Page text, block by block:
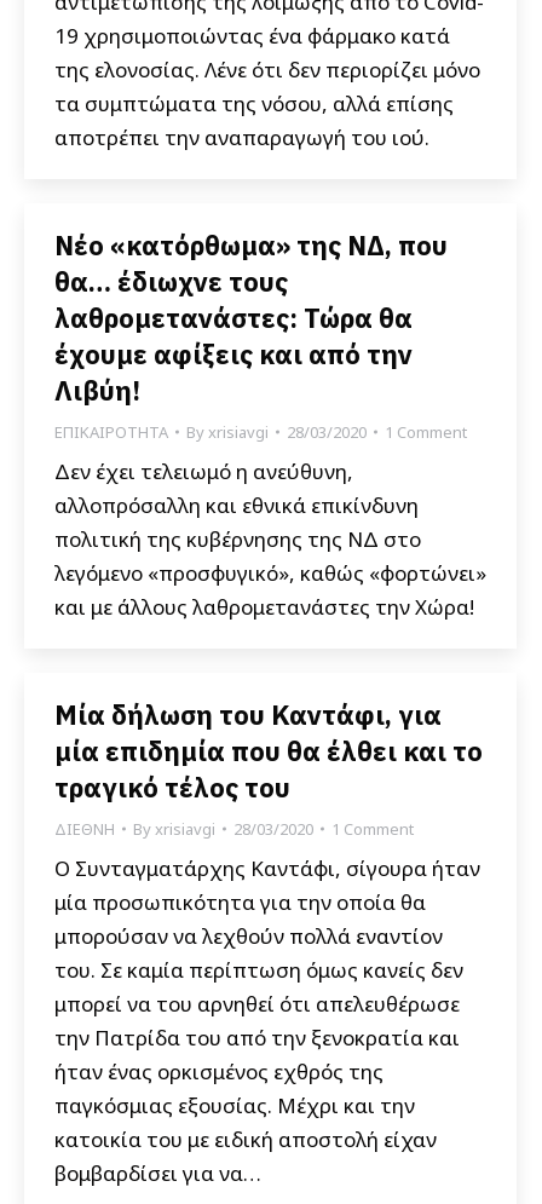
19 χρησιμοποιώντας ένα φάρμακο κατά
της ελονοσίας. Λένε ότι δεν περιορίζει μόνο
τα συμπτώματα της νόσου, αλλά επίσης
αποτρέπει την αναπαραγωγή του ιού.
Νέο «κατόρθωμα» της ΝΔ, που
θα… έδιωχνε τους
λαθρομετανάστες: Τώρα θα
έχουμε αφίξεις και από την
Λιβύη!
ΕΠΙΚΑΙΡΟΤΗΤΑ Byxrisiavgi 28/03/2020 1 Comment
Δεν έχει τελειωμό η ανεύθυνη,
αλλοπρόσαλλη και εθνικά επικίνδυνη
πολιτική της κυβέρνησης της ΝΔ στο
λεγόμενο «προσφυγικό», καθώς «φορτώνει»
και με άλλους λαθρομετανάστες την Χώρα!
Μία δήλωση του Καντάφι, για
μία επιδημία που θα έλθει και το
τραγικό τέλος του
ΔΙΕΘΝΗ Byxrisiavgi 28/03/2020 1 Comment
Ο Συνταγματάρχης Καντάφι, σίγουρα ήταν
μία προσωπικότητα για την οποία θα
μπορούσαν να λεχθούν πολλά εναντίον
του. Σε καμία περίπτωση όμως κανείς δεν
μπορεί να του αρνηθεί ότι απελευθέρωσε
την Πατρίδα του από την ξενοκρατία και
ήταν ένας ορκισμένος εχθρός της
παγκόσμιας εξουσίας. Μέχρι και την
κατοικία του με ειδική αποστολή είχαν
βομβαρδίσει για να…